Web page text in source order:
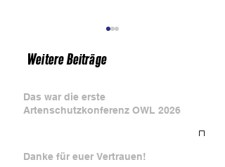
Osei lädt zum Auftakt ins atelier D
Weitere Beiträge
Das war die erste
Artenschutzkonferenz OWL 2026
Danke für euer Vertrauen!